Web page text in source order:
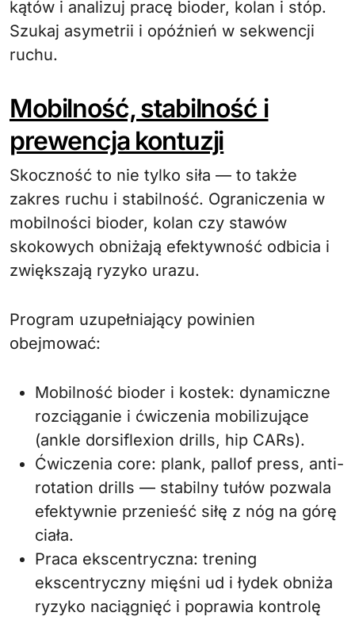
kątów i analizuj pracę bioder, kolan i stóp.
Szukaj asymetrii i opóźnień w sekwencji
ruchu.
Mobilność, stabilność i
prewencja kontuzji
Skoczność to nie tylko siła — to także
zakres ruchu i stabilność. Ograniczenia w
mobilności bioder, kolan czy stawów
skokowych obniżają efektywność odbicia i
zwiększają ryzyko urazu.
Program uzupełniający powinien
obejmować:
Mobilność bioder i kostek: dynamiczne
rozciąganie i ćwiczenia mobilizujące
(ankle dorsiflexion drills, hip CARs).
Ćwiczenia core: plank, pallof press, anti-
rotation drills — stabilny tułów pozwala
efektywnie przenieść siłę z nóg na górę
ciała.
Praca ekscentryczna: trening
ekscentryczny mięśni ud i łydek obniża
ryzyko naciągnięć i poprawia kontrolę